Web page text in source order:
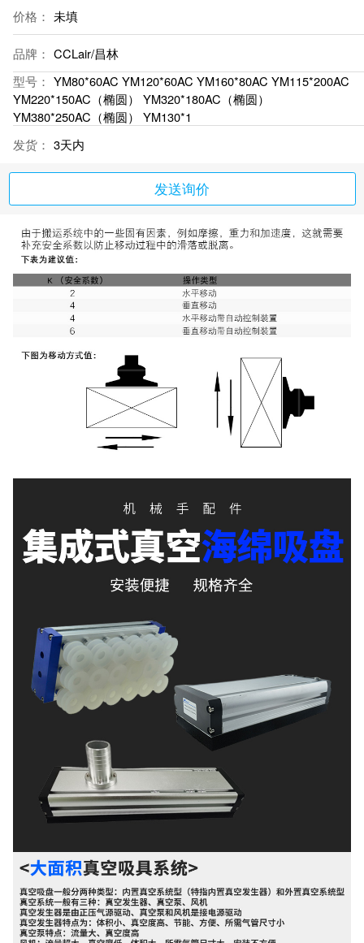
价格： 未填
品牌： CCLair/昌林
型号： YM80*60AC YM120*60AC YM160*80AC YM115*200AC
YM220*150AC（椭圆） YM320*180AC（椭圆）
YM380*250AC（椭圆） YM130*1
发货： 3天内
发送询价